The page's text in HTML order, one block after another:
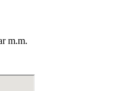
m.m.